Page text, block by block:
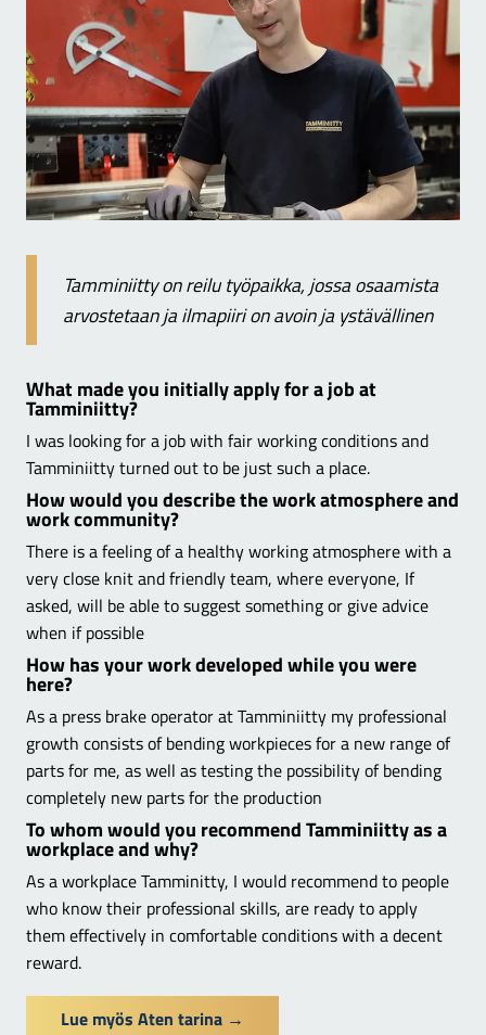
Tamminiitty on reilu työpaikka, jossa osaamista
arvostetaan ja ilmapiiri on avoin ja ystävällinen
What made you initially apply for a job at
Tamminiitty?
I was looking for a job with fair working conditions and
Tamminiitty turned out to be just such a place.
How would you describe the work atmosphere and
work community?
There is a feeling of a healthy working atmosphere with a
very close knit and friendly team, where everyone, If
asked, will be able to suggest something or give advice
when if possible
How has your work developed while you were
here?
As a press brake operator at Tamminiitty my professional
growth consists of bending workpieces for a new range of
parts for me, as well as testing the possibility of bending
completely new parts for the production
To whom would you recommend Tamminiitty as a
workplace and why?
As a workplace Tamminitty, I would recommend to people
who know their professional skills, are ready to apply
them effectively in comfortable conditions with a decent
reward.
Lue myös Aten tarina →